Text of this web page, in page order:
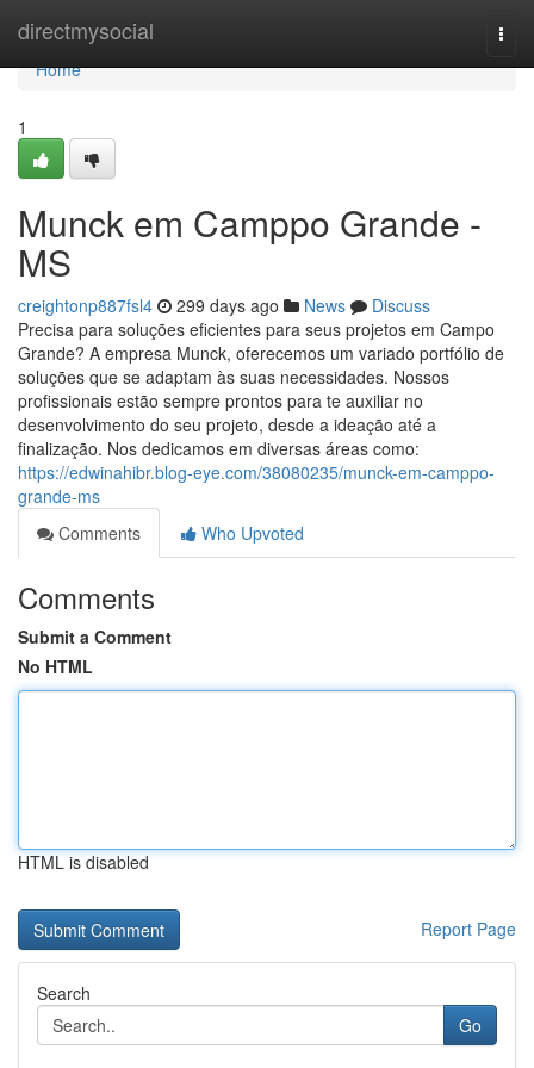
directmysocial
Home
Home
1
Munck em Camppo Grande -
MS
creightonp887fsl4 299 days ago News
Discuss
Precisa para soluções eficientes para seus projetos em Campo
Grande? A empresa Munck, oferecemos um variado portfólio de
soluções que se adaptam às suas necessidades. Nossos
profissionais estão sempre prontos para te auxiliar no
desenvolvimento do seu projeto, desde a ideação até a
finalização. Nos dedicamos em diversas áreas como:
https://edwinahibr.blog-eye.com/38080235/munck-em-camppo-
grande-ms
Comments
Who Upvoted
Comments
Submit a Comment
No HTML
HTML is disabled
Report Page
Search
Go